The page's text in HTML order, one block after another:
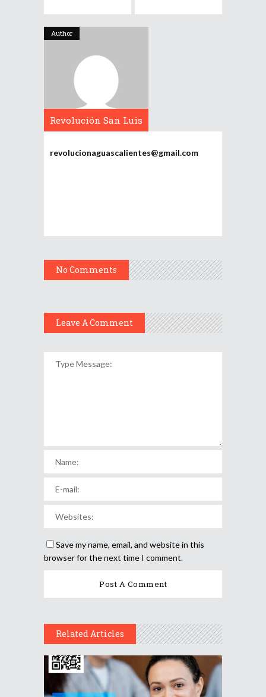
Author
Revolución San Luis
revolucionaguascalientes@gmail.com
No Comments
Leave A Comment
Save my name, email, and website in this
browser for the next time I comment.
Related Articles